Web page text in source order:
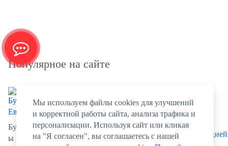
Популярное на сайте
Буклет
ы Евро
Визитк
и
Этикет
Хенгер
Пакеты
бумажн
Мы используем файлы cookies для улучшений
и корректной работы сайта, анализа трафика и
персонализации. Используя сайт или кликая
на "Я согласен", вы соглашаетесь с нашей